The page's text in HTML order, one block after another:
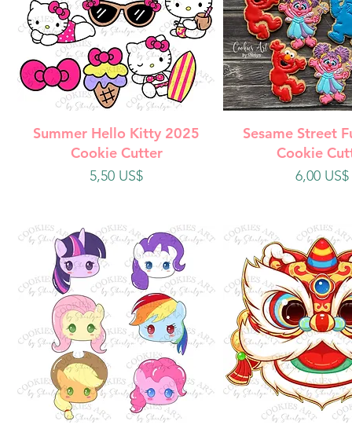
Vista rápida
Summer Hello Kitty 2025
Cookie Cutter
Precio
5,50 US$
Vista
Sesame Street
Cookie
Precio
6,00 US$